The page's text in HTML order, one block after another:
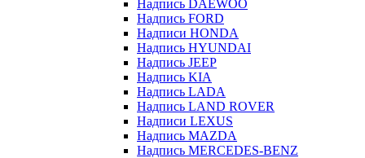
Надпись DAEWOO
Надпись FORD
Надписи HONDA
Надпись HYUNDAI
Надпись JEEP
Надпись KIA
Надпись LADA
Надпись LAND ROVER
Надписи LEXUS
Надпись MAZDA
Надпись MERCEDES-BENZ